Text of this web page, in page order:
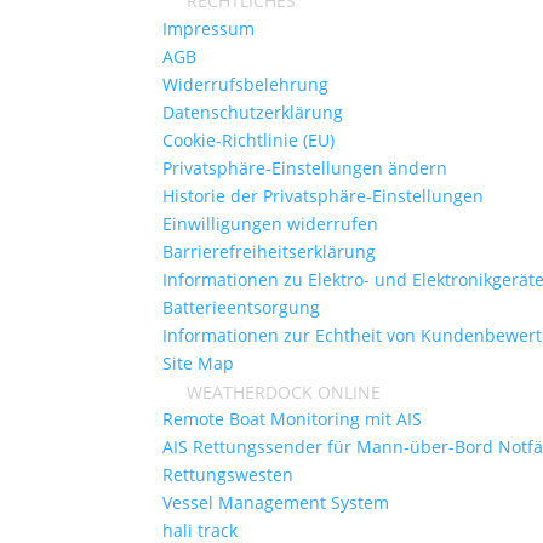
Impressum
AGB
Widerrufsbelehrung
Datenschutzerklärung
Cookie-Richtlinie (EU)
Privatsphäre-Einstellungen ändern
Historie der Privatsphäre-Einstellungen
Einwilligungen widerrufen
Barrierefreiheitserklärung
Informationen zu Elektro- und
Batterieentsorgung
Informationen zur Echtheit von
Site Map
WEATHERDOCK ONLINE
Remote Boat Monitoring mit AIS
AIS Rettungssender für Mann-über-Bord
Rettungswesten
Vessel Management System
hali track